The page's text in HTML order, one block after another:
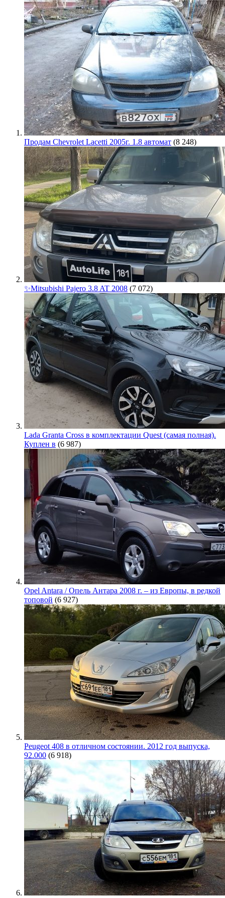
Продам Chevrolet Lacetti 2005г. 1.8 автомат (8 248)
✨Mitsubishi Pajero 3.8 AT 2008 (7 072)
Lada Granta Cross в комплектации Quest (самая полная).
Куплен в (6 987)
Opel Antara / Опель Антара 2008 г. – из Европы, в редкой
топовой (6 927)
Peugeot 408 в отличном состоянии. 2012 год выпуска,
92.000 (6 918)